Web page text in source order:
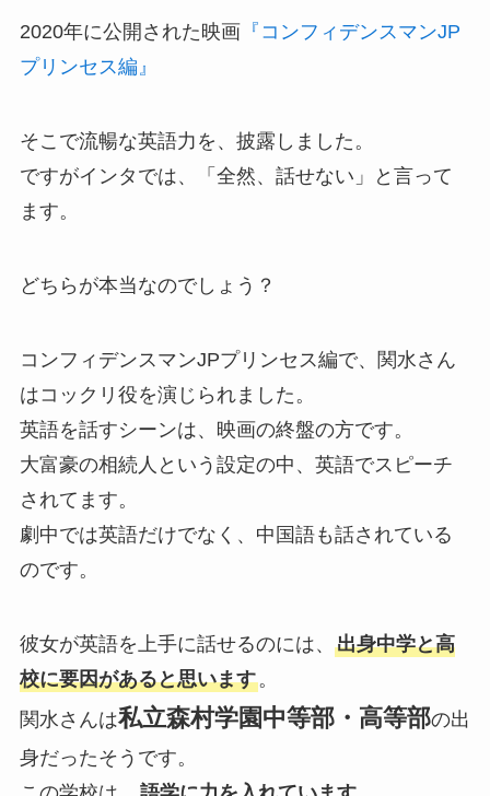
2020年に公開された映画 『コンフィデンスマンJP
プリンセス編』
そこで流暢な英語力を、披露しました。
ですがインタでは、「全然、話せない」と言って
ます。
どちらが本当なのでしょう？
コンフィデンスマンJPプリンセス編で、関水さん
はコックリ役を演じられました。
英語を話すシーンは、映画の終盤の方です。
大富豪の相続人という設定の中、英語でスピーチ
されてます。
劇中では英語だけでなく、中国語も話されている
のです。
彼女が英語を上手に話せるのには、 出身中学と高
校に要因があると思います。
関水さんは私立森村学園中等部・高等部の出
身だったそうです。